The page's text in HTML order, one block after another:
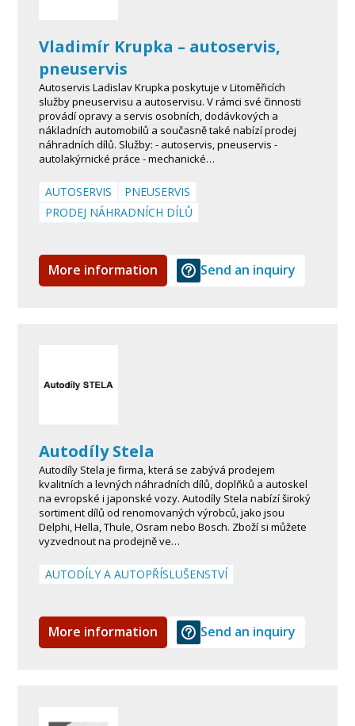
Vladimír Krupka – autoservis,
pneuservis
Autoservis Ladislav Krupka poskytuje v Litoměřicích
služby pneuservisu a autoservisu. V rámci své činnosti
provádí opravy a servis osobních, dodávkových a
nákladních automobilů a současně také nabízí prodej
náhradních dílů. Služby: - autoservis, pneuservis -
autolakýrnické práce - mechanické…
AUTOSERVIS
PNEUSERVIS
PRODEJ NÁHRADNÍCH DÍLŮ
More information Send an inquiry
Autodíly Stela
Autodíly Stela je firma, která se zabývá prodejem
kvalitních a levných náhradních dílů, doplňků a autoskel
na evropské i japonské vozy. Autodíly Stela nabízí široký
sortiment dílů od renomovaných výrobců, jako jsou
Delphi, Hella, Thule, Osram nebo Bosch. Zboží si můžete
vyzvednout na prodejně ve…
AUTODÍLY A AUTOPŘÍSLUŠENSTVÍ
More information Send an inquiry